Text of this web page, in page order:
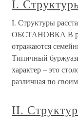
I.
I. Структуры
ОБСТАНОВКА В
отражаются
Типичный
характер – это
различная по
II.